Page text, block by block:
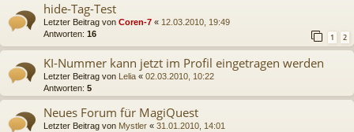
hide-Tag-Test
Letzter Beitrag von Coren-7 « 12.03.2010, 19:49
Antworten: 16 1 2
KI-Nummer kann jetzt im Profil eingetragen werden
Letzter Beitrag von Lelia « 02.03.2010, 10:22
Antworten: 5
Neues Forum für MagiQuest
Letzter Beitrag von Mystler « 31.01.2010, 14:01